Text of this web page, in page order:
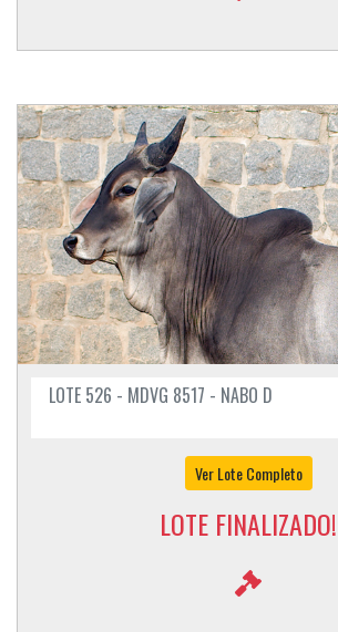
LOTE 526 - MDVG 8517 - NABO D
Ver Lote Completo
LOTE FINALIZADO!